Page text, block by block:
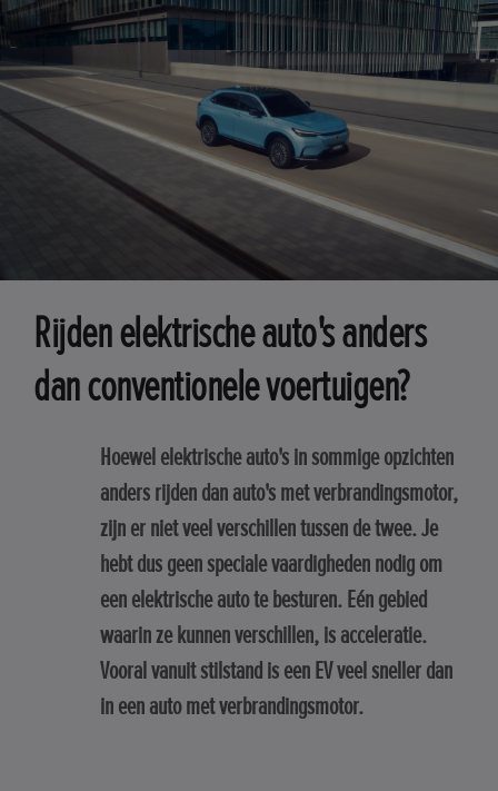
Rijden elektrische auto's anders
dan conventionele voertuigen?
Hoewel elektrische auto's in sommige opzichten
anders rijden dan auto's met verbrandingsmotor,
zijn er niet veel verschillen tussen de twee. Je
hebt dus geen speciale vaardigheden nodig om
een elektrische auto te besturen. Eén gebied
waarin ze kunnen verschillen, is acceleratie.
Vooral vanuit stilstand is een EV veel sneller dan
in een auto met verbrandingsmotor.